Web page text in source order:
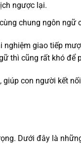
ngược lại.
chung ngôn ngữ
giao tiếp
thì cũng rất khó để
con người kết
Dưới đây là